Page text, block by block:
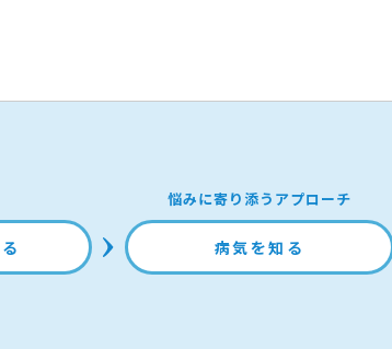
悩みに寄り添うアプローチ
病気を知る